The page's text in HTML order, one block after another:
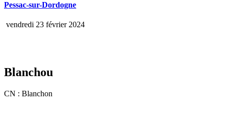
Pessac-sur-Dordogne
vendredi 23 février 2024
Blanchou
CN : Blanchon